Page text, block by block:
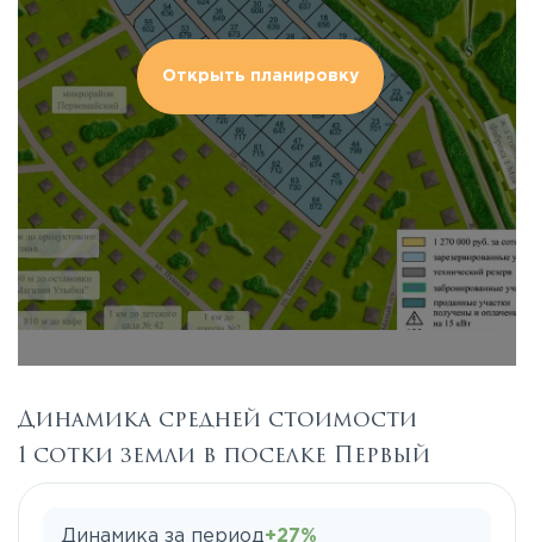
Открыть планировку
Динамика средней стоимости
1 сотки земли в поселке Первый
Динамика за период+27%